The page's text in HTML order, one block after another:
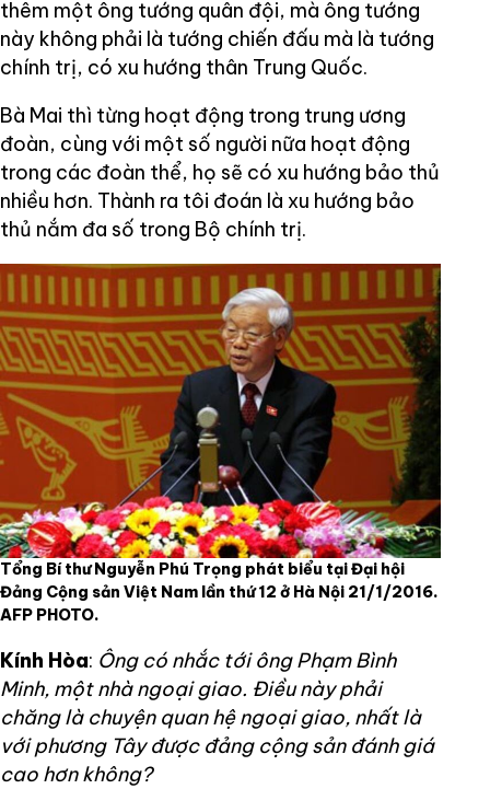
thêm một ông tướng quân đội, mà ông tướng
này không phải là tướng chiến đấu mà là tướng
chính trị, có xu hướng thân Trung Quốc.
Bà Mai thì từng hoạt động trong trung ương
đoàn, cùng với một số người nữa hoạt động
trong các đoàn thể, họ sẽ có xu hướng bảo thủ
nhiều hơn. Thành ra tôi đoán là xu hướng bảo
thủ nắm đa số trong Bộ chính trị.
Tổng Bí thư Nguyễn Phú Trọng phát biểu tại Đại hội
Đảng Cộng sản Việt Nam lần thứ 12 ở Hà Nội 21/1/2016.
AFP PHOTO.
Kính Hòa: Ông có nhắc tới ông Phạm Bình
Minh, một nhà ngoại giao. Điều này phải
chăng là chuyện quan hệ ngoại giao, nhất là
với phương Tây được đảng cộng sản đánh giá
cao hơn không?